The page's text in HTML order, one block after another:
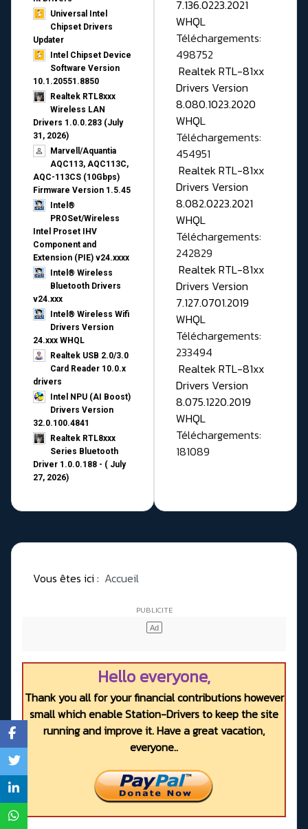
Universal Intel
Chipset Drivers
Updater​
Intel Chipset Device
Software Version
10.1.20551.8850
Realtek RTL8xxx
Wireless LAN
Drivers 1.0.0.283 (July
31, 2026)
Marvell/Aquantia
AQC113, AQC113C,
AQC-113CS (10Gbps)
Firmware Version 1.5.45
Intel®
PROSet/Wireless
Intel Proset IHV
Component and
Extension (PIE) v24.xxxx
Intel® Wireless
Bluetooth Drivers
v24.xxx
Intel® Wireless Wifi
Drivers Version
24.xxx WHQL
Realtek USB 2.0/3.0
Card Reader 10.0.x
drivers
Intel NPU (AI Boost)
Drivers Version
32.0.100.4841
Realtek RTL8xxx
Series Bluetooth
Driver 1.0.0.188 - ( July
27, 2026)
7.136.0223.2021
WHQL
Téléchargements:
498752
Realtek RTL-81xx
Drivers Version
8.080.1023.2020
WHQL
Téléchargements:
454951
Realtek RTL-81xx
Drivers Version
8.082.0223.2021
WHQL
Téléchargements:
242829
Realtek RTL-81xx
Drivers Version
7.127.0701.2019
WHQL
Téléchargements:
233494
Realtek RTL-81xx
Drivers Version
8.075.1220.2019
WHQL
Téléchargements:
181089
Vous êtes ici : Accueil
Hello everyone,
Thank you all for your financial contributions however
small which enable Station-Drivers to keep the site
running and improve it. Have a great vacation,
everyone..